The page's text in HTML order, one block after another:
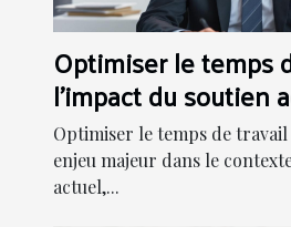
Optimiser le temps
l'impact du soutien
externe
Optimiser le temps de
enjeu majeur dans le
actuel,...